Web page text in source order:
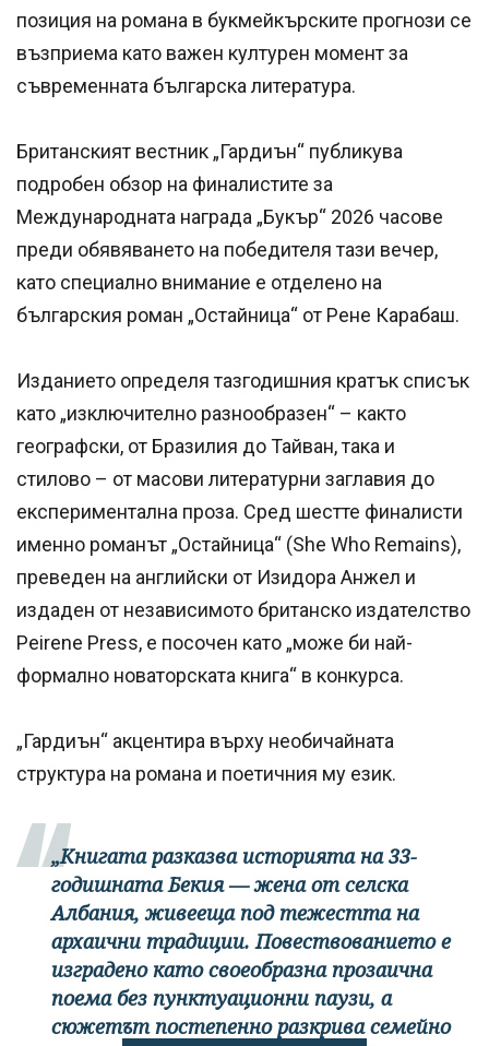
позиция на романа в букмейкърските прогнози се
възприема като важен културен момент за
съвременната българска литература.
Британският вестник „Гардиън“ публикува
подробен обзор на финалистите за
Международната награда „Букър“ 2026 часове
преди обявяването на победителя тази вечер,
като специално внимание е отделено на
българския роман „Остайница“ от Рене Карабаш.
Изданието определя тазгодишния кратък списък
като „изключително разнообразен“ – както
географски, от Бразилия до Тайван, така и
стилово – от масови литературни заглавия до
експериментална проза. Сред шестте финалисти
именно романът „Остайница“ (She Who Remains),
преведен на английски от Изидора Анжел и
издаден от независимото британско издателство
Peirene Press, е посочен като „може би най-
формално новаторската книга“ в конкурса.
„Гардиън“ акцентира върху необичайната
структура на романа и поетичния му език.
„Книгата разказва историята на 33-
годишната Бекия — жена от селска
Албания, живееща под тежестта на
архаични традиции. Повествованието е
изградено като своеобразна прозаична
поема без пунктуационни паузи, а
сюжетът постепенно разкрива семейно